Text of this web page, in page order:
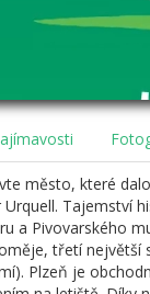
město, které
Urquell. Tajemství
a Pivovarského
třetí největší
Plzeň je